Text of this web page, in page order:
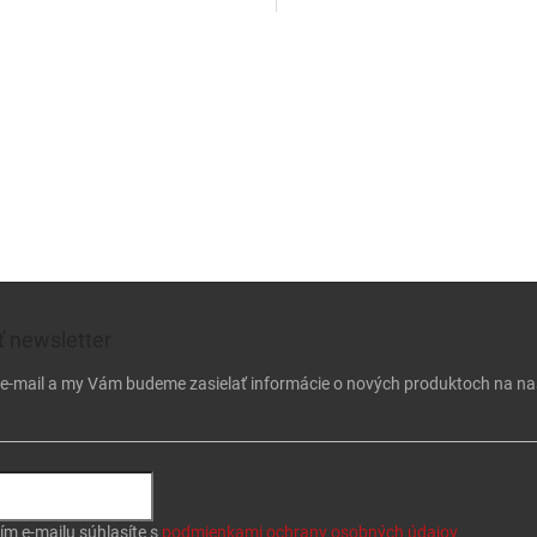
mail a my Vám budeme zasielať informácie o nových produktoch na
e-mailu súhlasíte s podmienkami ochrany osobných údajov